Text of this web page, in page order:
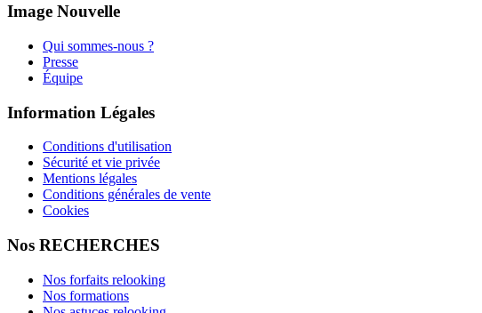
Image Nouvelle
Qui sommes-nous ?
Presse
Équipe
Information Légales
Conditions d'utilisation
Sécurité et vie privée
Mentions légales
Conditions générales de vente
Cookies
Nos RECHERCHES
Nos forfaits relooking
Nos formations